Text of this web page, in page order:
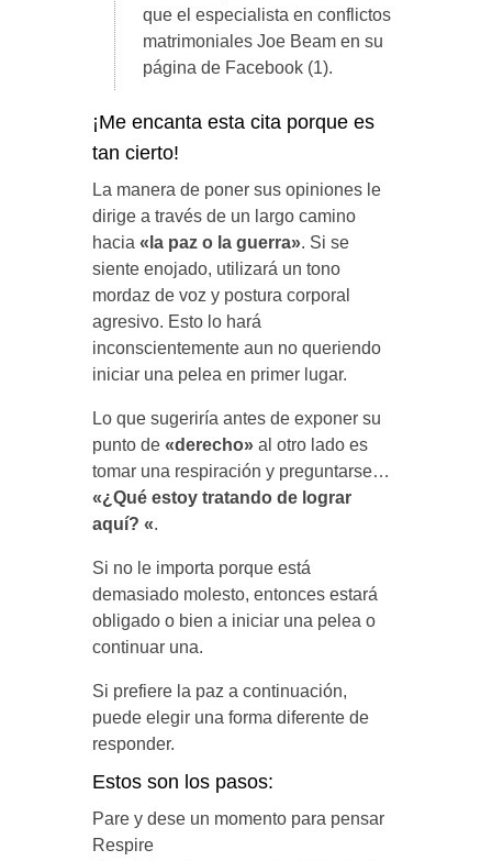
que el especialista en conflictos
matrimoniales Joe Beam en su
página de Facebook (1).
¡Me encanta esta cita porque es
tan cierto!
La manera de poner sus opiniones le
dirige a través de un largo camino
hacia «la paz o la guerra». Si se
siente enojado, utilizará un tono
mordaz de voz y postura corporal
agresivo. Esto lo hará
inconscientemente aun no queriendo
iniciar una pelea en primer lugar.
Lo que sugeriría antes de exponer su
punto de «derecho» al otro lado es
tomar una respiración y preguntarse…
«¿Qué estoy tratando de lograr
aquí? «.
Si no le importa porque está
demasiado molesto, entonces estará
obligado o bien a iniciar una pelea o
continuar una.
Si prefiere la paz a continuación,
puede elegir una forma diferente de
responder.
Estos son los pasos:
Pare y dese un momento para pensar
Respire